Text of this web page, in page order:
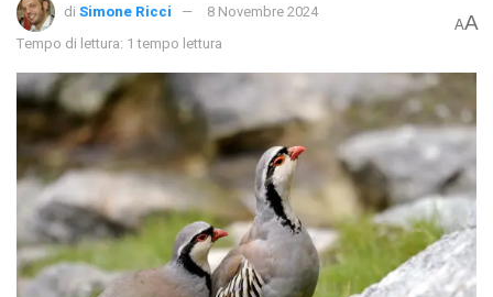
di Simone Ricci
8 Novembre 2024
Tempo di lettura: 1 tempo lettura
AA